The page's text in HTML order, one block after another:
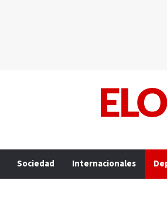
Sociedad Internacionales